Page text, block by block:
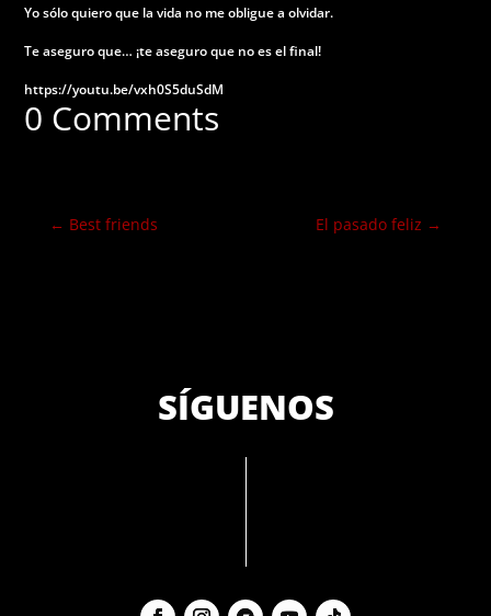
Yo sólo quiero que la vida no me obligue a olvidar.
Te aseguro que… ¡te aseguro que no es el final!
https://youtu.be/vxh0S5duSdM
0 Comments
← Best friends El pasado feliz →
SÍGUENOS